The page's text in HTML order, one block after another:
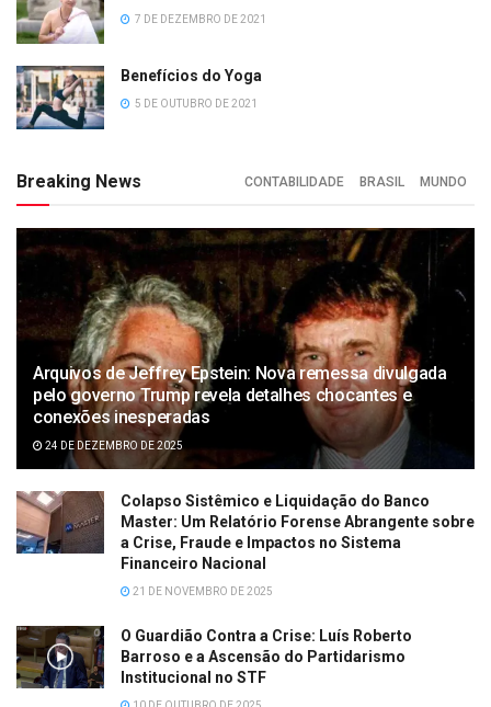
7 DE DEZEMBRO DE 2021
Benefícios do Yoga
5 DE OUTUBRO DE 2021
Breaking News CONTABILIDADE BRASIL MUNDO
Arquivos de Jeffrey Epstein: Nova remessa divulgada
pelo governo Trump revela detalhes chocantes e
conexões inesperadas
24 DE DEZEMBRO DE 2025
Colapso Sistêmico e Liquidação do Banco
Master: Um Relatório Forense Abrangente sobre
a Crise, Fraude e Impactos no Sistema
Financeiro Nacional
21 DE NOVEMBRO DE 2025
O Guardião Contra a Crise: Luís Roberto
Barroso e a Ascensão do Partidarismo
Institucional no STF